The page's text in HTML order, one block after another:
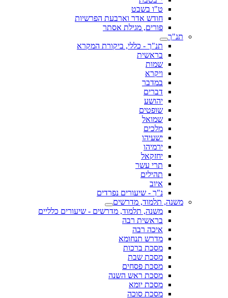
ט"ו בשבט
חודש אדר וארבעת הפרשיות
פורים, מגילת אסתר
תנ"ך
תנ"ך - כללי, ביקורת המקרא
בראשית
שמות
ויקרא
במדבר
דברים
יהושע
שופטים
שמואל
מלכים
ישעיהו
ירמיהו
יחזקאל
תרי עשר
תהילים
איוב
נ"ך - שיעורים נפרדים
משנה, תלמוד, מדרשים
משנה, תלמוד, מדרשים - שיעורים כלליים
בראשית רבה
איכה רבה
מדרש תנחומא
מסכת ברכות
מסכת שבת
מסכת פסחים
מסכת ראש השנה
מסכת יומא
מסכת סוכה